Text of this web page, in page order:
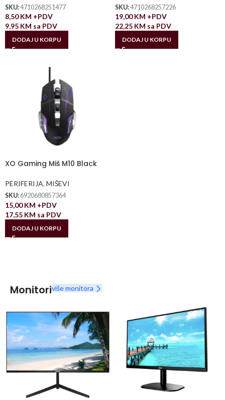
SKU:4710268251477
8,50KM +PDV
9,95 KM sa PDV
DODAJ U KORPU
SKU:4710268257226
19,00KM +PDV
22,25 KM sa PDV
DODAJ U KORPU
XO Gaming Miš M10 Black
PERIFERIJA, MIŠEVI
SKU: 6920680857364
15,00KM +PDV
17,55 KM sa PDV
DODAJ U KORPU
Monitoriviše monitora